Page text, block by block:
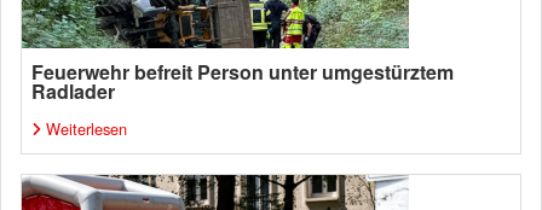
Feuerwehr befreit Person unter umgestürztem
Radlader
Weiterlesen